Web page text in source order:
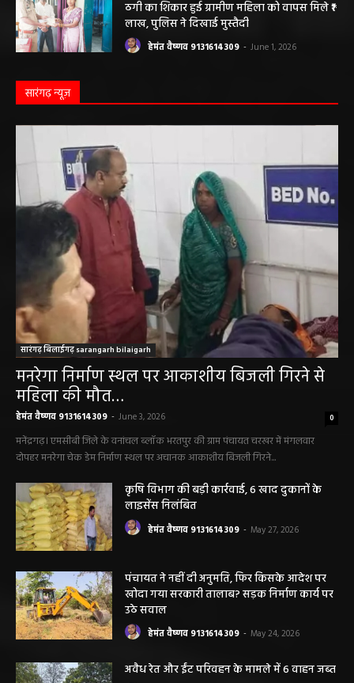
ठगी का शिकार हुई ग्रामीण महिला को वापस मिले ₹1
लाख, पुलिस ने दिखाई मुस्तैदी
हेमंत वैष्णव 9131614309 - June 1, 2026
सारंगढ़ न्यूज़
सारंगढ़ बिलाईगढ़ sarangarh bilaigarh
मनरेगा निर्माण स्थल पर आकाशीय बिजली गिरने से
महिला की मौत…
हेमंत वैष्णव 9131614309 - June 3, 2026 0
मनेंद्रगढ़। एमसीबी जिले के वनांचल ब्लॉक भरतपुर की ग्राम पंचायत चरखर में मंगलवार
दोपहर मनरेगा चेक डेम निर्माण स्थल पर अचानक आकाशीय बिजली गिरने...
कृषि विभाग की बड़ी कार्रवाई, 6 खाद दुकानों के
लाइसेंस निलंबित
हेमंत वैष्णव 9131614309 - May 27, 2026
पंचायत ने नहीं दी अनुमति, फिर किसके आदेश पर
खोदा गया सरकारी तालाब? सड़क निर्माण कार्य पर
उठे सवाल
हेमंत वैष्णव 9131614309 - May 24, 2026
अवैध रेत और ईंट परिवहन के मामले में 6 वाहन जब्त